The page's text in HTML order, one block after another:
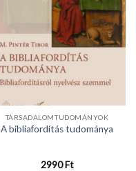
TÁRSADALOMTUDOMÁNYOK
A bibliafordítás tudománya
2990Ft